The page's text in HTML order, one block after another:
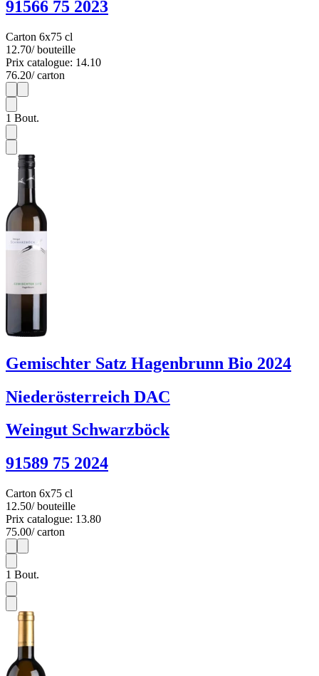
91566 75 2023
Carton 6x75 cl
12.70/ bouteille
Prix catalogue: 14.10
76.20/ carton
1
1 Bout.
Gemischter Satz Hagenbrunn Bio 2024
Niederösterreich DAC
Weingut Schwarzböck
91589 75 2024
Carton 6x75 cl
12.50/ bouteille
Prix catalogue: 13.80
75.00/ carton
1
1 Bout.